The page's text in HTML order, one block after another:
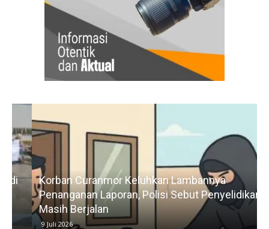
Korban Curanmor Keluhkan Lambannya
Penanganan Laporan, Polisi Sebut Penyelidikan
Masih Berjalan
9 Juli 2026